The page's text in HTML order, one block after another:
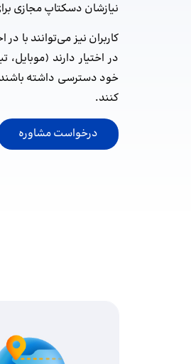
نیازشان دسکتاپ‌ مجازی
کاربران نیز می‌توانند با
در اختیار دارند
خود دسترسی داشته باشند،
کنند.
درخواست مشاوره